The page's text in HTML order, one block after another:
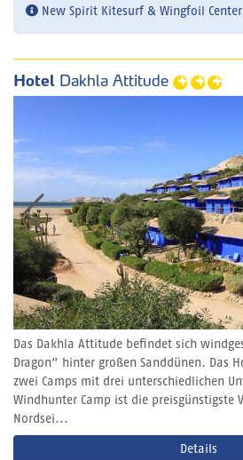
New Spirit Kitesurf & Wingfoil
Hotel Dakhla Attitude
Das Dakhla Attitude befindet sich
Dragon” hinter großen Sanddünen. Das
zwei Camps mit drei unterschiedlichen
Windhunter Camp ist die preisgünstigste
Nordsei...
Details